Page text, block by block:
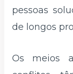
pessoas
de longos
Os meios